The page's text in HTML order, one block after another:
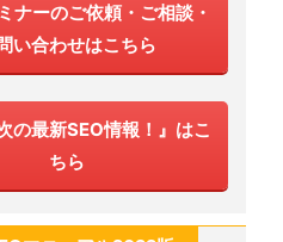
ナーのご依頼・ご相談・
い合わせはこちら
の最新SEO情報！』はこ
ちら